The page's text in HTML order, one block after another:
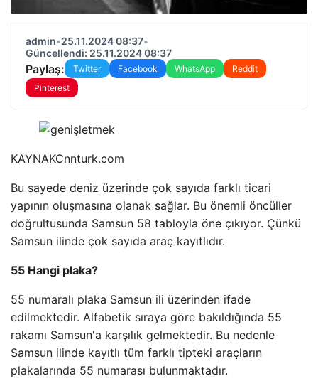
admin•25.11.2024 08:37•
Güncellendi: 25.11.2024 08:37
Paylaş: Twitter Facebook WhatsApp
Reddit
Pinterest
KAYNAKCnnturk.com
Bu sayede deniz üzerinde çok sayıda farklı ticari
yapının oluşmasına olanak sağlar. Bu önemli öncüller
doğrultusunda Samsun 58 tabloyla öne çıkıyor. Çünkü
Samsun ilinde çok sayıda araç kayıtlıdır.
55 Hangi plaka?
55 numaralı plaka Samsun ili üzerinden ifade
edilmektedir. Alfabetik sıraya göre bakıldığında 55
rakamı Samsun'a karşılık gelmektedir. Bu nedenle
Samsun ilinde kayıtlı tüm farklı tipteki araçların
plakalarında 55 numarası bulunmaktadır.